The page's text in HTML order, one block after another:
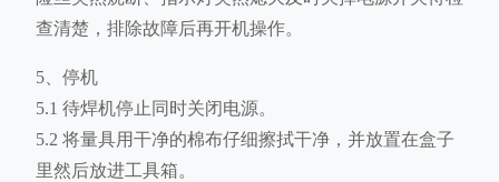
查清楚，排除故障后再开机操作。
5、停机
5.1 待焊机停止同时关闭电源。
5.2 将量具用干净的棉布仔细擦拭干净，并放置在盒子
里然后放进工具箱。